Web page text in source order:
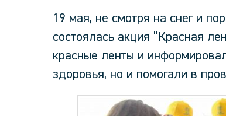
19 мая, не смотря на снег и
состоялась акция “Красная
красные ленты и
здоровья, но и помогали в